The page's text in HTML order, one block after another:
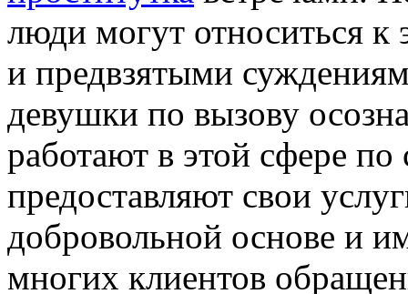
люди могут относиться к
и предвзятыми
девушки по вызову
работают в этой сфере
предоставляют свои
добровольной основе и
многих клиентов